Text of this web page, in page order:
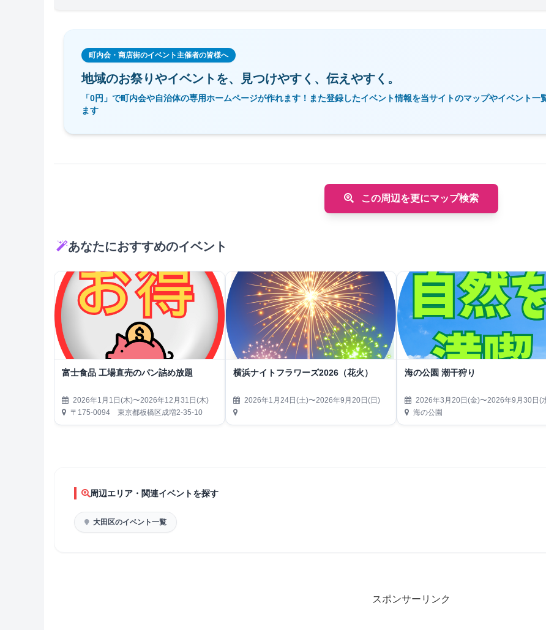
町内会・商店街のイベント主催者の皆様へ
地域のお祭りやイベントを、 見つけやすく、伝えやすく。
「0円」で町内会や自治体の専用ホームページが作れます！また登録したイベント情報を当サイトのマップやイベント一
ます
この周辺を更にマップ検索
あなたにおすすめのイベント
富士食品 工場直売のパン詰め放題
2026年1月1日(木)〜2026年12月31日(木)
〒175-0094 東京都板橋区成増2-35-10
横浜ナイトフラワーズ2026（花火）
2026年1月24日(土)〜2026年9月20日(日)
海の公園 潮干狩り
2026年3月20日(金)〜2026年9月30日(
海の公園
周辺エリア・関連イベントを探す
大田区のイベント一覧
スポンサーリンク